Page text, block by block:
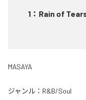
1 ： Rain of
MASAYA
ジャンル： R&B/Soul